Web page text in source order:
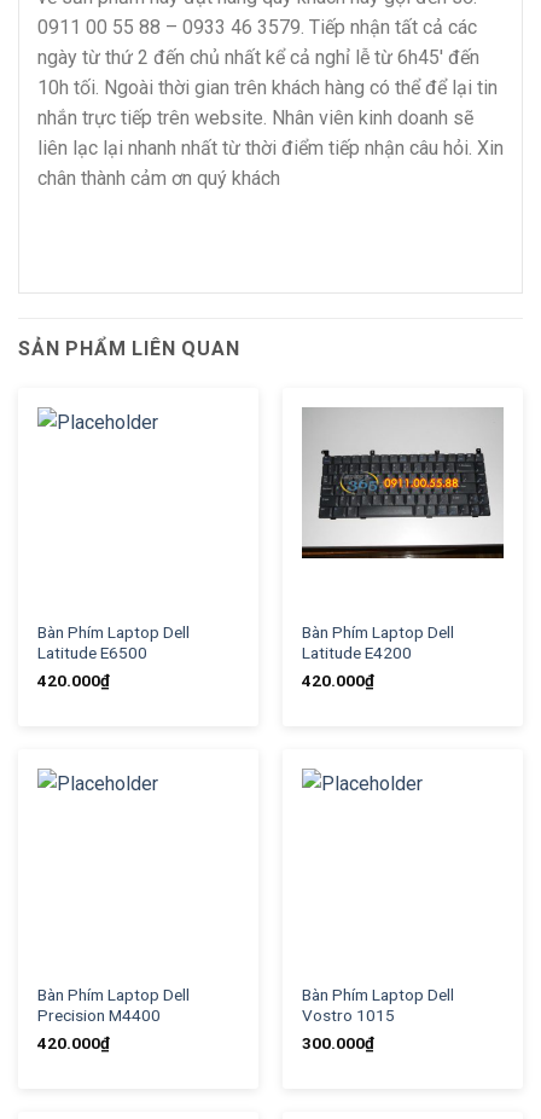
0911 00 55 88 – 0933 46 3579. Tiếp nhận tất cả các
ngày từ thứ 2 đến chủ nhất kể cả nghỉ lễ từ 6h45′ đến
10h tối. Ngoài thời gian trên khách hàng có thể để lại tin
nhắn trực tiếp trên website. Nhân viên kinh doanh sẽ
liên lạc lại nhanh nhất từ thời điểm tiếp nhận câu hỏi. Xin
chân thành cảm ơn quý khách
SẢN PHẨM LIÊN QUAN
Bàn Phím Laptop Dell
Latitude E6500
420.000₫
Bàn Phím Laptop Dell
Latitude E4200
420.000₫
Bàn Phím Laptop Dell
Precision M4400
420.000₫
Bàn Phím Laptop Dell
Vostro 1015
300.000₫